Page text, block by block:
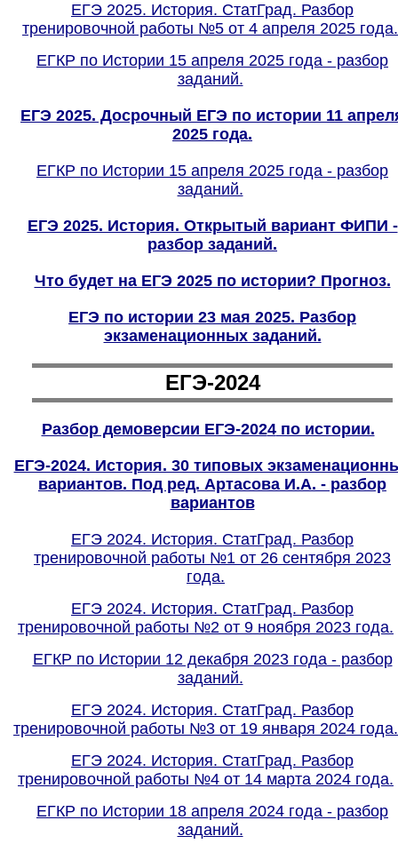
ЕГЭ 2025. История. СтатГрад. Разбор
тренировочной работы №5 от 4 апреля 2025 года.
ЕГКР по Истории 15 апреля 2025 года - разбор
заданий.
ЕГЭ 2025. Досрочный ЕГЭ по истории 11
2025 года.
ЕГКР по Истории 15 апреля 2025 года - разбор
заданий.
ЕГЭ 2025. История. Открытый вариант ФИПИ -
разбор заданий.
Что будет на ЕГЭ 2025 по истории? Прогноз.
ЕГЭ по истории 23 мая 2025. Разбор
экзаменационных заданий.
ЕГЭ-2024
Разбор демоверсии ЕГЭ-2024по истории.
ЕГЭ-2024. История. 30 типовых
вариантов. Под ред. Артасова И.А. - разбор
вариантов
ЕГЭ 2024. История. СтатГрад. Разбор
тренировочной работы №1 от 26 сентября 2023
года.
ЕГЭ 2024. История. СтатГрад. Разбор
тренировочной работы №2 от 9 ноября 2023 года.
ЕГКР по Истории 12 декабря 2023 года - разбор
заданий.
ЕГЭ 2024. История. СтатГрад. Разбор
тренировочной работы №3 от 19 января 2024 года.
ЕГЭ 2024. История. СтатГрад. Разбор
тренировочной работы №4 от 14 марта 2024 года.
ЕГКР по Истории 18 апреля 2024 года - разбор
заданий.